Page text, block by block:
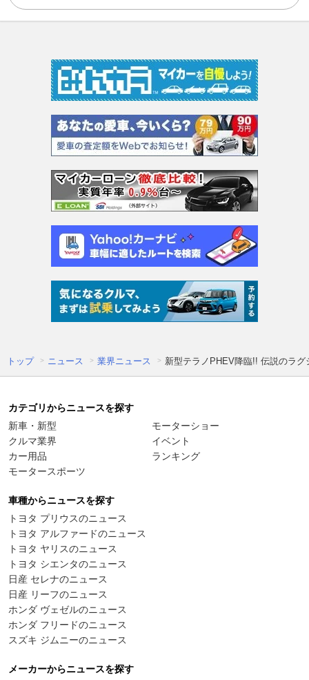
トップ ニュース 業界ニュース 新型テラノPHEV降臨!! 伝説のラ
カテゴリからニュースを探す
新車・新型
クルマ業界
カー用品
モータースポーツ
モーターショー
イベント
ランキング
車種からニュースを探す
トヨタ プリウスのニュース
トヨタ アルファードのニュース
トヨタ ヤリスのニュース
トヨタ シエンタのニュース
日産 セレナのニュース
日産 リーフのニュース
ホンダ ヴェゼルのニュース
ホンダ フリードのニュース
スズキ ジムニーのニュース
メーカーからニュースを探す